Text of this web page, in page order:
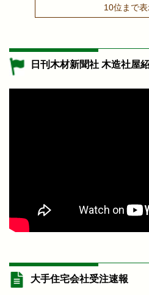
10位まで
日刊木材新聞社 木造社屋
大手住宅会社受注速報